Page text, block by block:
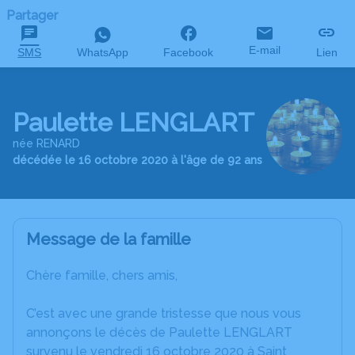
Partager
SMS WhatsApp Facebook E-mail Lien
Paulette LENGLART
née RENARD
décédée le 16 octobre 2020 à l'âge de 92 ans
Message de la famille
Chère famille, chers amis,
C’est avec une grande tristesse que nous vous
annonçons le décès de Paulette LENGLART
survenu le vendredi 16 octobre 2020 à Saint